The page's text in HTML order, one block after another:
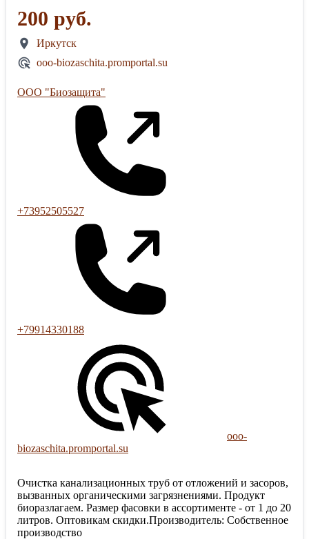
200 руб.
Иркутск
ooo-biozaschita.promportal.su
ООО "Биозащита"
+73952505527
+79914330188
ooo-
biozaschita.promportal.su
Очистка канализационных труб от отложений и засоров,
вызванных органическими загрязнениями. Продукт
биоразлагаем. Размер фасовки в ассортименте - от 1 до 20
литров. Оптовикам скидки.Производитель: Собственное
производство